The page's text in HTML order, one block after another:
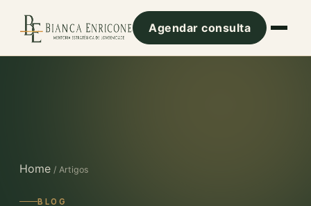
Agendar consulta
Home / Artigos
BLOG